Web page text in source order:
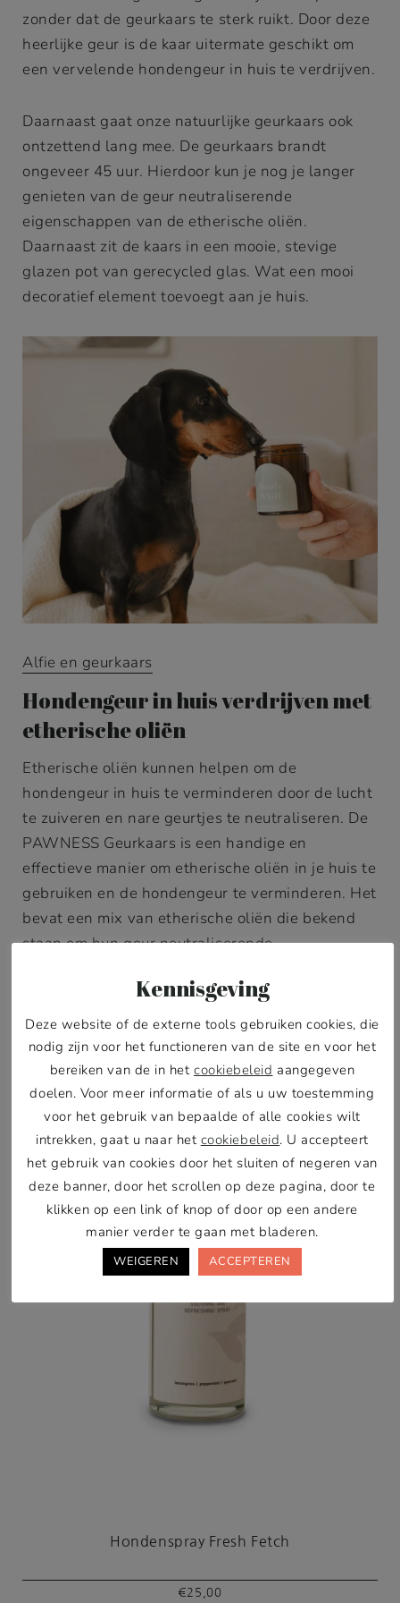
zonder dat de geurkaars te sterk ruikt. Door deze
heerlijke geur is de kaar uitermate geschikt om
een vervelende hondengeur in huis te verdrijven.
Daarnaast gaat onze natuurlijke geurkaars ook
ontzettend lang mee. De geurkaars brandt
ongeveer 45 uur. Hierdoor kun je nog je langer
genieten van de geur neutraliserende
eigenschappen van de etherische oliën.
Daarnaast zit de kaars in een mooie, stevige
glazen pot van gerecycled glas. Wat een mooi
decoratief element toevoegt aan je huis.
Alfie en geurkaars
Hondengeur in huis verdrijven met
etherische oliën
Etherische oliën kunnen helpen om de
hondengeur in huis te verminderen door de lucht
te zuiveren en nare geurtjes te neutraliseren. De
PAWNESS Geurkaars is een handige en
effectieve manier om etherische oliën in je huis te
gebruiken en de hondengeur te verminderen. Het
bevat een mix van etherische oliën die bekend
staan om hun geur neutraliserende
aangename geur die je huis heerlijk opfrist terwijl
jij en je rakker lekker kunnen ontspannen.
Hondenspray Fresh Fetch
€ 25,00
Kennisgeving
Deze website of de externe tools gebruiken cookies, die
nodig zijn voor het functioneren van de site en voor het
bereiken van de in het cookiebeleid aangegeven
doelen. Voor meer informatie of als u uw toestemming
voor het gebruik van bepaalde of alle cookies wilt
intrekken, gaat u naar het cookiebeleid. U accepteert
het gebruik van cookies door het sluiten of negeren van
deze banner, door het scrollen op deze pagina, door te
klikken op een link of knop of door op een andere
manier verder te gaan met bladeren.
WEIGEREN ACCEPTEREN